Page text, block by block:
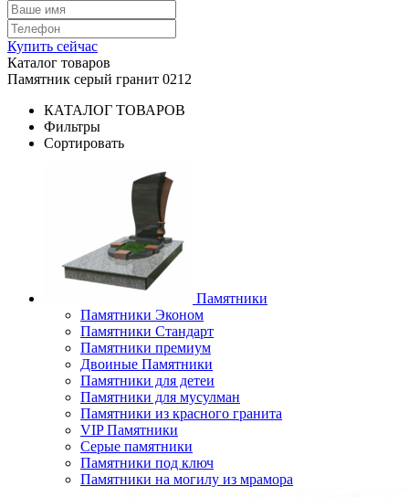
Купить сейчас
Каталог товаров
Памятник cерый гранит 0212
КАТАЛОГ ТОВАРОВ
Фильтры
Сортировать
Памятники
Памятники Эконом
Памятники Стандарт
Памятники премиум
Двоиные Памятники
Памятники для детеи
Памятники для мусулман
Памятники из красного гранита
VIP Памятники
Серые памятники
Памятники под ключ
Памятники на могилу из мрамора